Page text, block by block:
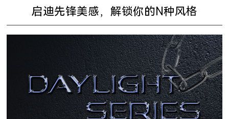
启迪先锋美感，解锁你的N种风格